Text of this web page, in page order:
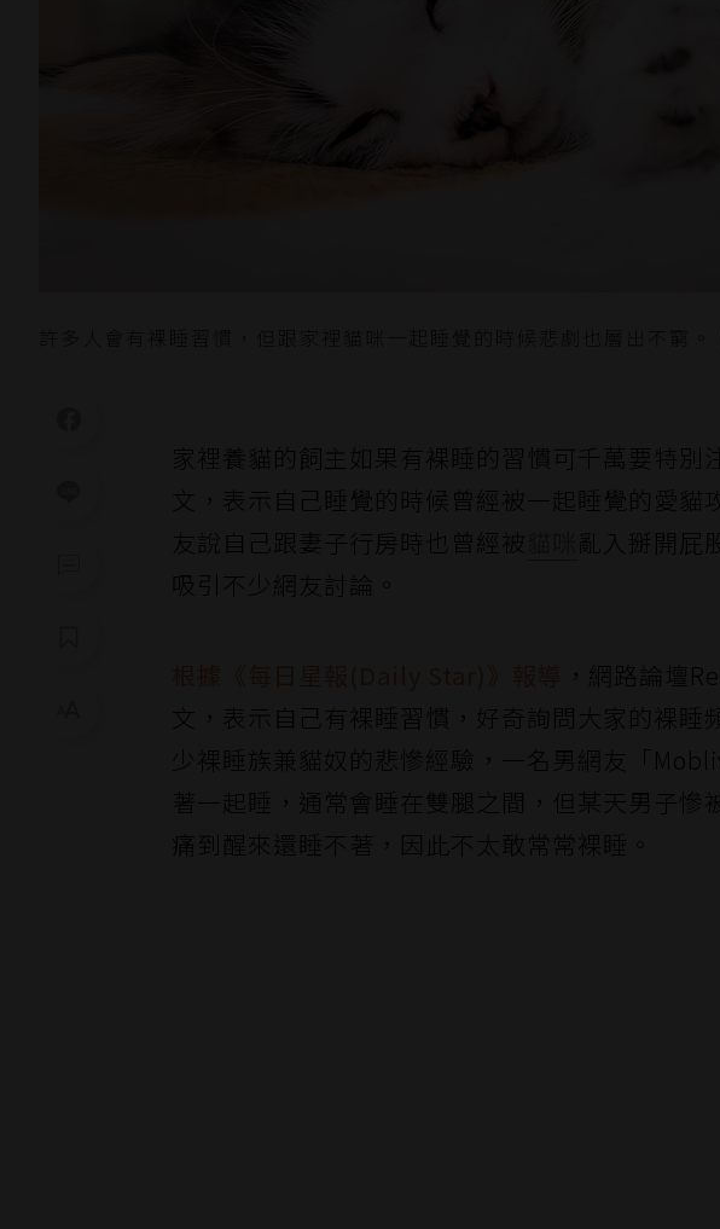
家裡養貓的飼主如果有裸睡的習慣可千萬要特別
文，表示自己睡覺的時候曾經被一起睡覺的愛貓
友說自己跟妻子行房時也曾經被
亂入掰開屁
吸引不少網友討論。
，網路論壇
文，表示自己有裸睡習慣，好奇詢問大家的裸睡
少裸睡族兼貓奴的悲慘經驗，一名男網友「
著一起睡，通常會睡在雙腿之間，但某天男子慘
痛到醒來還睡不著，因此不太敢常常裸睡。